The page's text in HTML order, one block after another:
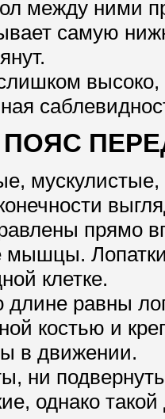
между ними
самую
высоко,
прямо
клетке.
равны
костью и
в движении.
ни
однако